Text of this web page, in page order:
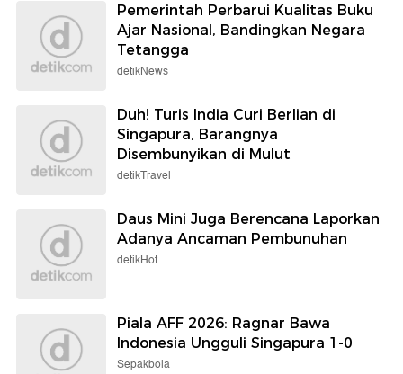
Pemerintah Perbarui Kualitas Buku
Ajar Nasional, Bandingkan Negara
Tetangga
detikNews
Duh! Turis India Curi Berlian di
Singapura, Barangnya
Disembunyikan di Mulut
detikTravel
Daus Mini Juga Berencana Laporkan
Adanya Ancaman Pembunuhan
detikHot
Piala AFF 2026: Ragnar Bawa
Indonesia Ungguli Singapura 1-0
Sepakbola